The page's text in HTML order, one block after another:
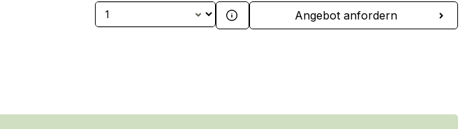
Produkt Anzahl: Gib den gewünschten Wert
Angebot anfordern